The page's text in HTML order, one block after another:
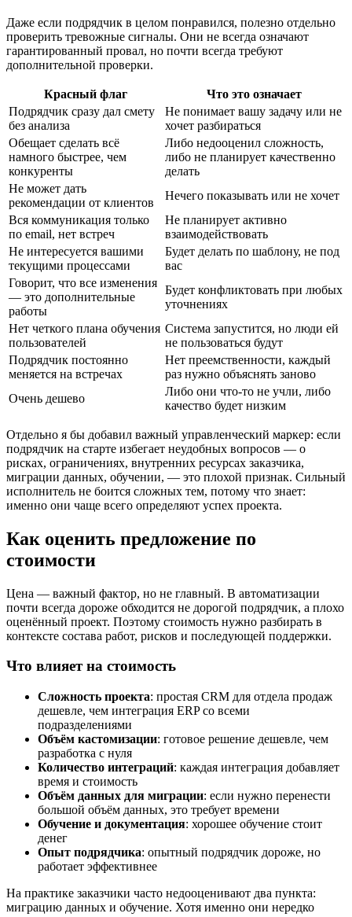
Даже если подрядчик в целом понравился, полезно отдельно
проверить тревожные сигналы. Они не всегда означают
гарантированный провал, но почти всегда требуют
дополнительной проверки.
Красный флаг
Что это означает
Подрядчик сразу дал смету
без анализа
Не понимает вашу задачу или не
хочет разбираться
Обещает сделать всё
намного быстрее, чем
конкуренты
Либо недооценил сложность,
либо не планирует качественно
делать
Не может дать
рекомендации от клиентов
Нечего показывать или не хочет
Вся коммуникация только
по email, нет встреч
Не планирует активно
взаимодействовать
Не интересуется вашими
текущими процессами
Будет делать по шаблону, не под
вас
Говорит, что все изменения
— это дополнительные
работы
Будет конфликтовать при любых
уточнениях
Нет четкого плана обучения
пользователей
Система запустится, но люди ей
не пользоваться будут
Подрядчик постоянно
меняется на встречах
Нет преемственности, каждый
раз нужно объяснять заново
Очень дешево
Либо они что-то не учли, либо
качество будет низким
Отдельно я бы добавил важный управленческий маркер: если
подрядчик на старте избегает неудобных вопросов — о
рисках, ограничениях, внутренних ресурсах заказчика,
миграции данных, обучении, — это плохой признак. Сильный
исполнитель не боится сложных тем, потому что знает:
именно они чаще всего определяют успех проекта.
Как оценить предложение по
стоимости
Цена — важный фактор, но не главный. В автоматизации
почти всегда дороже обходится не дорогой подрядчик, а плохо
оценённый проект. Поэтому стоимость нужно разбирать в
контексте состава работ, рисков и последующей поддержки.
Что влияет на стоимость
Сложность проекта: простая CRM для отдела продаж
дешевле, чем интеграция ERP со всеми
подразделениями
Объём кастомизации: готовое решение дешевле, чем
разработка с нуля
Количество интеграций: каждая интеграция добавляет
время и стоимость
Объём данных для миграции: если нужно перенести
большой объём данных, это требует времени
Обучение и документация: хорошее обучение стоит
денег
Опыт подрядчика: опытный подрядчик дороже, но
работает эффективнее
На практике заказчики часто недооценивают два пункта:
миграцию данных и обучение. Хотя именно они нередко